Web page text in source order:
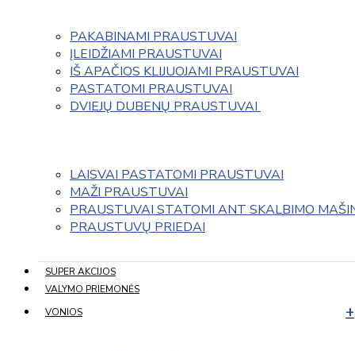
PAKABINAMI PRAUSTUVAI
ĮLEIDŽIAMI PRAUSTUVAI
IŠ APAČIOS KLIJUOJAMI PRAUSTUVAI
PASTATOMI PRAUSTUVAI
DVIEJŲ DUBENŲ PRAUSTUVAI
LAISVAI PASTATOMI PRAUSTUVAI
MAŽI PRAUSTUVAI
PRAUSTUVAI STATOMI ANT SKALBIMO
PRAUSTUVŲ PRIEDAI
SUPER AKCIJOS
VALYMO PRIEMONĖS
VONIOS